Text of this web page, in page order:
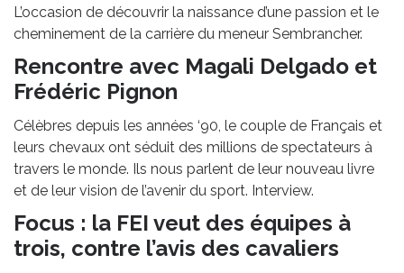
L’occasion de découvrir la naissance d’une passion et le
cheminement de la carrière du meneur Sembrancher.
Rencontre avec Magali Delgado et
Frédéric Pignon
Célèbres depuis les années ‘90, le couple de Français et
leurs chevaux ont séduit des millions de spectateurs à
travers le monde. Ils nous parlent de leur nouveau livre
et de leur vision de l’avenir du sport. Interview.
Focus : la FEI veut des équipes à
trois, contre l’avis des cavaliers